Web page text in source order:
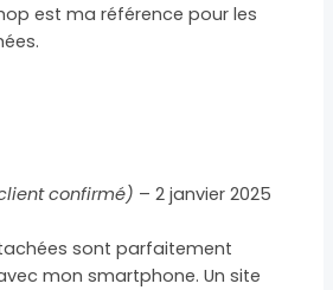
est ma référence pour les
confirmé) – 2 janvier 2025
sont parfaitement
mon smartphone. Un site